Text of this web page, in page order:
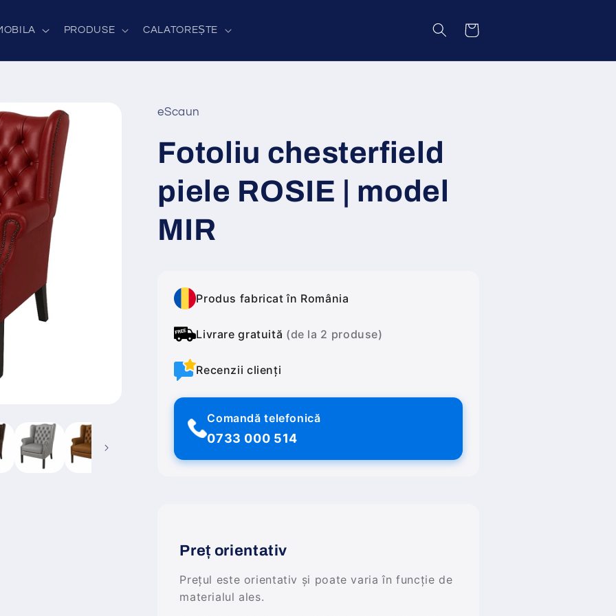
PRODUSE CALATOREȘTE Coș
eScaun
Fotoliu chesterfield
piele ROSIE | model
MIR
Produs fabricat în România
Livrare gratuită (de la 2 produse)
Recenzii clienți
Comandă telefonică
0733 000 514
Preț orientativ
Prețul este orientativ și poate varia în funcție de
materialul ales.